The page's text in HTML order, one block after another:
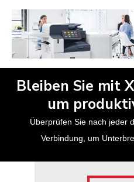
Bleiben Sie mit
um
Überprüfen Sie nach jeder
Verbindung, um